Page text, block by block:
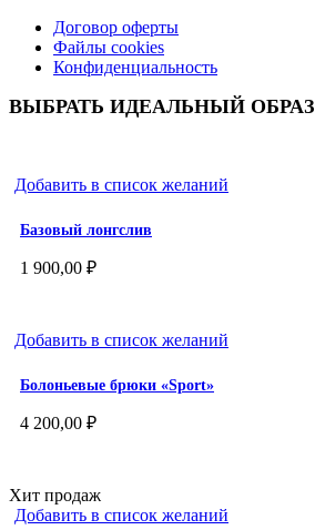
Договор оферты
Файлы cookies
Конфиденциальность
ВЫБРАТЬ ИДЕАЛЬНЫЙ ОБРАЗ
Добавить в список желаний
Базовый лонгслив
1 900,00 ₽
Добавить в список желаний
Болоньевые брюки «Sport»
4 200,00 ₽
Хит продаж
Добавить в список желаний